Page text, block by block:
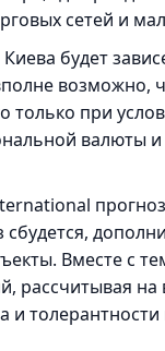
сетей и
будет
возможно,
при
валюты и
сбудется,
Вместе с
рассчитывая на